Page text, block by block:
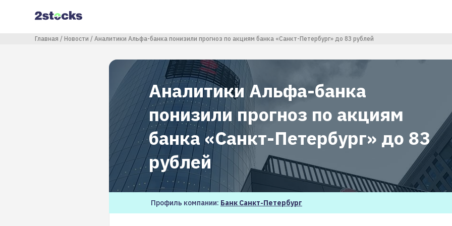
содержанию
Строка навигации
Главная Новости Аналитики Альфа-банка понизили прогноз по акциям банка «Санкт-Петербург» до 83 рублей
Аналитики Альфа-банка
понизили прогноз по акциям
банка «Санкт-Петербург» до 83
рублей
Профиль компании: Банк Санкт-Петербург